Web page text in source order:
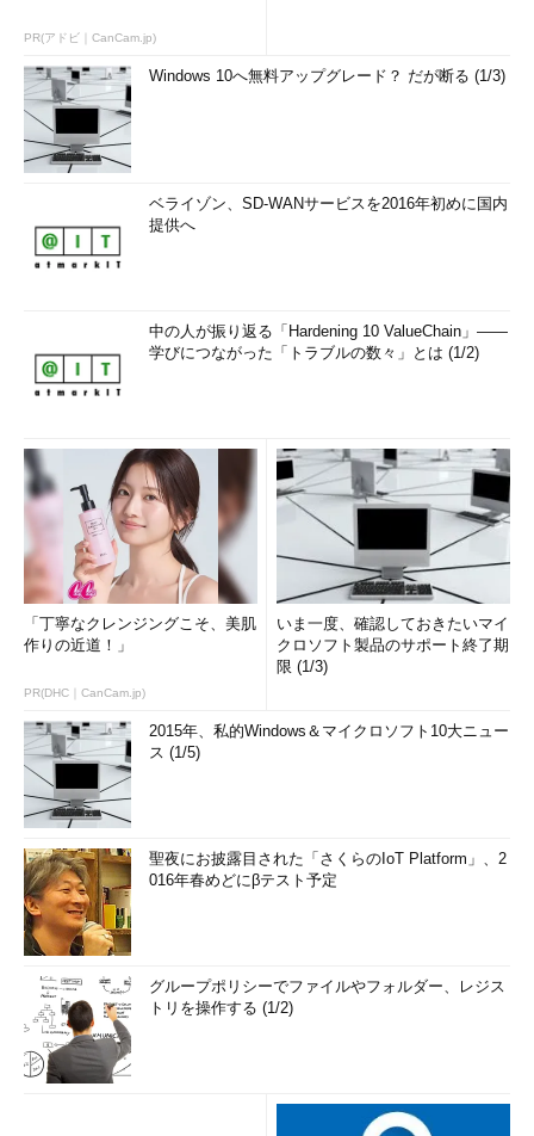
PR(アドビ｜CanCam.jp)
Windows 10へ無料アップグレード？ だが断る (1/3)
ベライゾン、SD-WANサービスを2016年初めに国内
提供へ
中の人が振り返る「Hardening 10 ValueChain」――
学びにつながった「トラブルの数々」とは (1/2)
「丁寧なクレンジングこそ、美肌
作りの近道！」
PR(DHC｜CanCam.jp)
いま一度、確認しておきたいマイ
クロソフト製品のサポート終了期
限 (1/3)
2015年、私的Windows＆マイクロソフト10大ニュー
ス (1/5)
聖夜にお披露目された「さくらのIoT Platform」、2
016年春めどにβテスト予定
グループポリシーでファイルやフォルダー、レジス
トリを操作する (1/2)